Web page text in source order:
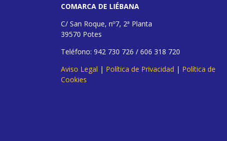
COMARCA DE LIÉBANA
C/ San Roque, nº7, 2ª Planta
39570 Potes
Teléfono: 942 730 726 / 606 318 720
Aviso Legal | Política de Privacidad | Política de
Cookies